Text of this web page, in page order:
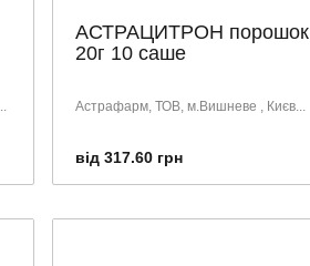
АСТРАЦИТРОН порошок
20г 10 саше
Астрафарм, ТОВ, м.Вишневе , Києв...
від 317.60 грн